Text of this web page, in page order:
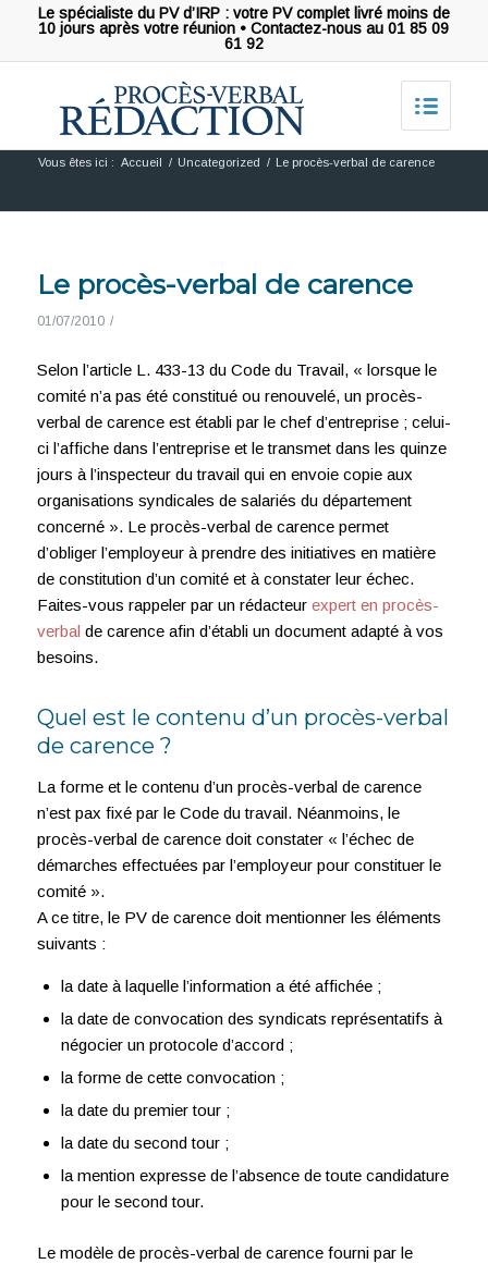
Le spécialiste du PV d’IRP : votre PV complet livré moins de
10 jours après votre réunion • Contactez-nous au 01 85 09
61 92
Vous êtes ici : Accueil / Uncategorized / Le procès-verbal de carence
Le procès-verbal de carence
01/07/2010 /
Selon l’article L. 433-13 du Code du Travail, « lorsque le
comité n’a pas été constitué ou renouvelé, un procès-
verbal de carence est établi par le chef d’entreprise ; celui-
ci l’affiche dans l’entreprise et le transmet dans les quinze
jours à l’inspecteur du travail qui en envoie copie aux
organisations syndicales de salariés du département
concerné ». Le procès-verbal de carence permet
d’obliger l’employeur à prendre des initiatives en matière
de constitution d’un comité et à constater leur échec.
Faites-vous rappeler par un rédacteur expert en procès-
verbal de carence afin d’établi un document adapté à vos
besoins.
Quel est le contenu d’un procès-verbal
de carence ?
La forme et le contenu d’un procès-verbal de carence
n’est pax fixé par le Code du travail. Néanmoins, le
procès-verbal de carence doit constater « l’échec de
démarches effectuées par l’employeur pour constituer le
comité ».
A ce titre, le PV de carence doit mentionner les éléments
suivants :
la date à laquelle l’information a été affichée ;
la date de convocation des syndicats représentatifs à
négocier un protocole d’accord ;
la forme de cette convocation ;
la date du premier tour ;
la date du second tour ;
la mention expresse de l’absence de toute candidature
pour le second tour.
Le modèle de procès-verbal de carence fourni par le